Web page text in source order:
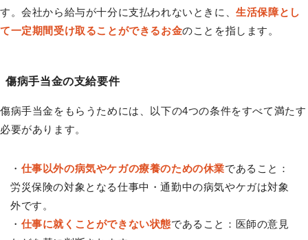
す。会社から給与が十分に支払われないときに、生活保障とし
て一定期間受け取ることができるお金のことを指します。
傷病手当金の支給要件
傷病手当金をもらうためには、以下の4つの条件をすべて満たす
必要があります。
・ 仕事以外の病気やケガの療養のための休業であること：
労災保険の対象となる仕事中・通勤中の病気やケガは対象
外です。
・ 仕事に就くことができない状態であること：医師の意見